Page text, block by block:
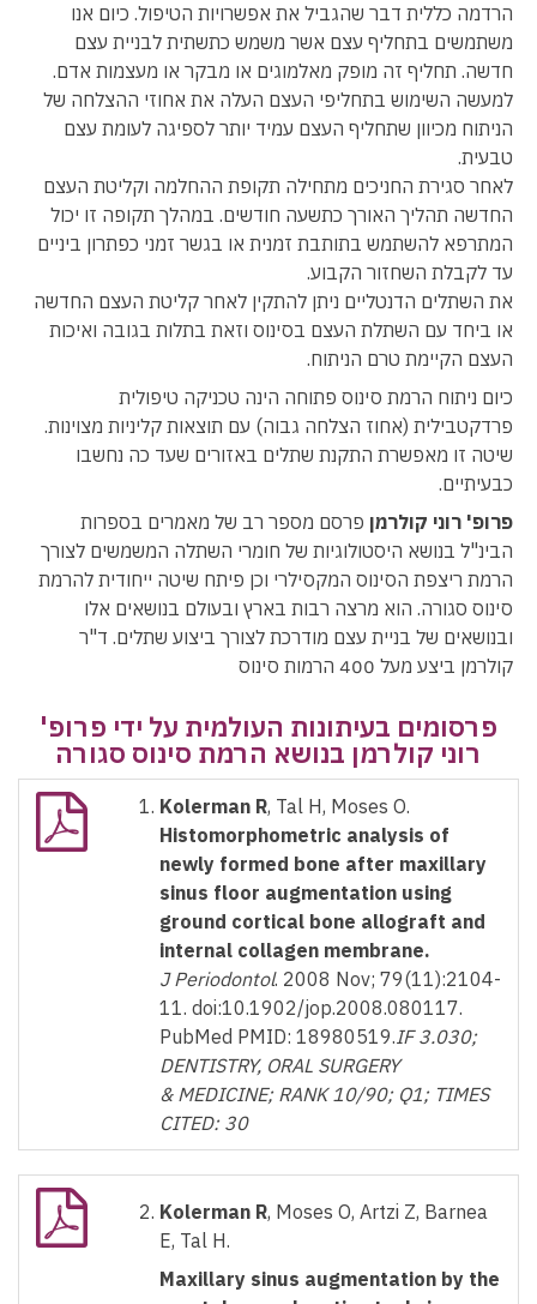
הרדמה כללית דבר שהגביל את אפשרויות הטיפול. כיום אנו
משתמשים בתחליף עצם אשר משמש כתשתית לבניית עצם
חדשה. תחליף זה מופק מאלמוגים או מבקר או מעצמות אדם.
למעשה השימוש בתחליפי העצם העלה את אחוזי ההצלחה של
הניתוח מכיוון שתחליף העצם עמיד יותר לספיגה לעומת עצם
טבעית.
לאחר סגירת החניכים מתחילה תקופת ההחלמה וקליטת העצם
החדשה תהליך האורך כתשעה חודשים. במהלך תקופה זו יכול
המתרפא להשתמש בתותבת זמנית או בגשר זמני כפתרון ביניים
עד לקבלת השחזור הקבוע.
את השתלים הדנטליים ניתן להתקין לאחר קליטת העצם החדשה
או ביחד עם השתלת העצם בסינוס וזאת בתלות בגובה ואיכות
העצם הקיימת טרם הניתוח.
כיום ניתוח הרמת סינוס פתוחה הינה טכניקה טיפולית
פרדקטבילית (אחוז הצלחה גבוה) עם תוצאות קליניות מצוינות.
שיטה זו מאפשרת התקנת שתלים באזורים שעד כה נחשבו
כבעיתיים.
פרופ' רוני קולרמן פרסם מספר רב של מאמרים בספרות
הבינ"ל בנושא היסטולוגיות של חומרי השתלה המשמשים לצורך
הרמת ריצפת הסינוס המקסילרי וכן פיתח שיטה ייחודית להרמת
סינוס סגורה. הוא מרצה רבות בארץ ובעולם בנושאים אלו
ובנושאים של בניית עצם מודרכת לצורך ביצוע שתלים. ד"ר
קולרמן ביצע מעל 400 הרמות סינוס
פרסומים בעיתונות העולמית על ידי פרופ'
רוני קולרמן בנושא הרמת סינוס סגורה
Kolerman R, Tal H, Moses O.
Histomorphometric analysis of
newly formed bone after maxillary
sinus floor augmentation using
ground cortical bone allograft and
internal collagen membrane.
J Periodontol. 2008 Nov; 79(11):2104-
11. doi:10.1902/jop.2008.080117.
PubMed PMID: 18980519.IF 3.030;
DENTISTRY, ORAL SURGERY
& MEDICINE; RANK 10/90; Q1; TIMES
CITED: 30
Kolerman R, Moses O, Artzi Z, Barnea
E, Tal H.
Maxillary sinus augmentation by the